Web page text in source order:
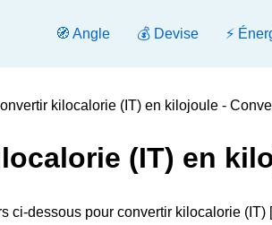
🧭 Angle 💰 Devise ⚡
kilocalorie (IT) en kilojoule -
(IT) en
ci-dessous pour convertir kilocalorie (IT)